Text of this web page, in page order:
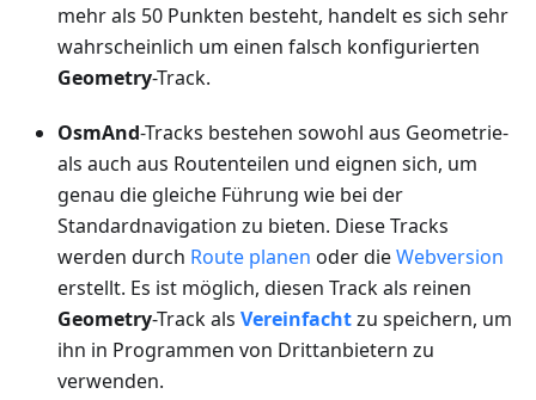
mehr als 50 Punkten besteht, handelt es sich sehr
wahrscheinlich um einen falsch konfigurierten
Geometry-Track.
OsmAnd-Tracks bestehen sowohl aus Geometrie-
als auch aus Routenteilen und eignen sich, um
genau die gleiche Führung wie bei der
Standardnavigation zu bieten. Diese Tracks
werden durch Route planen oder dieWebversion
erstellt. Es ist möglich, diesen Track als reinen
Geometry-Track als Vereinfachtzu speichern, um
ihn in Programmen von Drittanbietern zu
verwenden.